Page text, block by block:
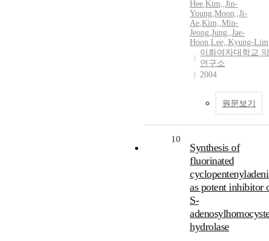
Hee,Kim,,Jin-
Young,Moon,,Ji-
Ae,Kim,,Min-
Jeong,Jung,,Jae-
Hoon,Lee,,Kyung-Lim
이화여자대학교
연구소
2004
원문보기
10
Synthesis of
fluorinated
as potent inhibitor
S-
hydrolase